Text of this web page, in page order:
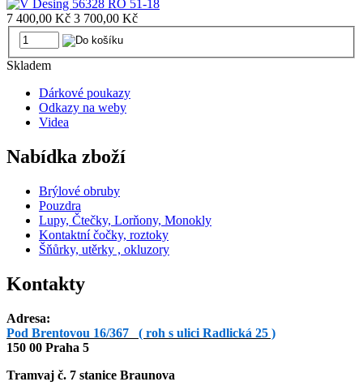
7 400,00 Kč 3 700,00 Kč
Skladem
Dárkové poukazy
Odkazy na weby
Videa
Nabídka zboží
Brýlové obruby
Pouzdra
Lupy, Čtečky, Lorňony, Monokly
Kontaktní čočky, roztoky
Šňůrky, utěrky , okluzory
Kontakty
Adresa:
Pod Brentovou 16/367 ( roh s ulici Radlická 25 )
150 00 Praha 5
Tramvaj č. 7 stanice Braunova